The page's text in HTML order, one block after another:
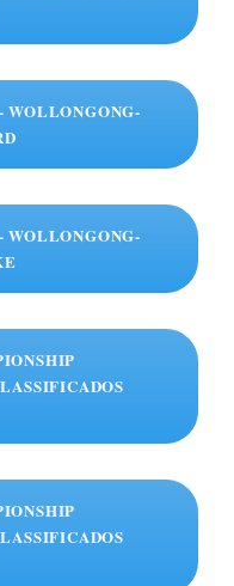
WOLLONGONG-
WOLLONGONG-